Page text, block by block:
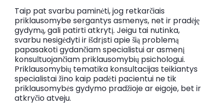
Taip pat svarbu paminėti, jog retkarčiais
priklausomybe sergantys asmenys, net ir pradėję
gydymą, gali patirti atkrytį. Jeigu tai nutinka,
svarbu nesigėdyti ir išdrįsti apie šią problemą
papasakoti gydančiam specialistui ar asmenį
konsultuojančiam priklausomybių psichologui.
Priklausomybių tematika konsultacijas teikiantys
specialistai žino kaip padėti pacientui ne tik
priklausomybės gydymo pradžioje ar eigoje, bet ir
atkryčio atveju.